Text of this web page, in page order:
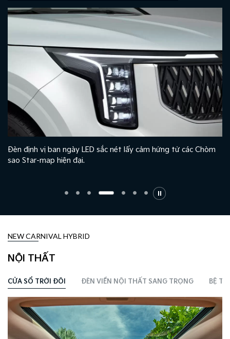
Đèn định vị ban ngày LED sắc nét lấy cảm hứng từ các Chòm
sao Star-map hiện đại.
NEW CARNIVAL HYBRID
NỘI THẤT
CỬA SỔ TRỜI ĐÔI ĐÈN VIỀN NỘI THẤT SANG TRỌNG​ BỆ TÌ